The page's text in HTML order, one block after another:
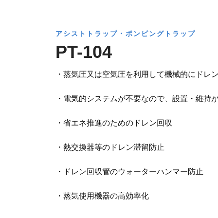
アシストトラップ・ポンピングトラップ
PT-104
・蒸気圧又は空気圧を利用して機械的にドレ
・電気的システムが不要なので、設置・維持
・省エネ推進のためのドレン回収
・熱交換器等のドレン滞留防止
・ドレン回収管のウォーターハンマー防止
・蒸気使用機器の高効率化